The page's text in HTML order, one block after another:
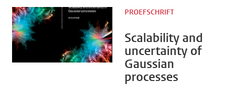
Scalability and
uncertainty of
Gaussian
processes
PROEFSCHRIFT